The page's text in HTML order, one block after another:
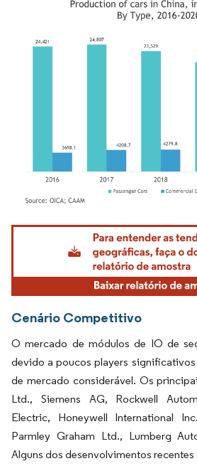
Imagem © Mordor Intelligence. O reuso requer
Cenário Competitivo
O mercado de módulos de IO de
devido a poucos players
de mercado considerável. Os
Ltd., Siemens AG, Rockwell
Electric, Honeywell International
Parmley Graham Ltd., Lumberg
Alguns dos desenvolvimentos recentes